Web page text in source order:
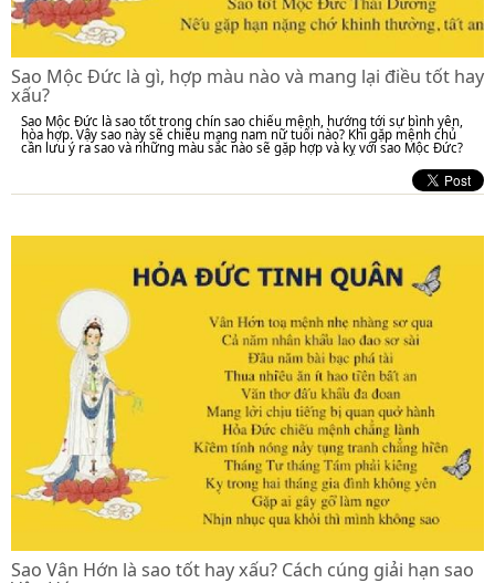
Sao Mộc Đức là gì, hợp màu nào và mang lại điều tốt hay
xấu?
Sao Mộc Đức là sao tốt trong chín sao chiếu mệnh, hướng tới sự bình yên,
hòa hợp. Vậy sao này sẽ chiếu mạng nam nữ tuổi nào? Khi gặp mệnh chủ
cần lưu ý ra sao và những màu sắc nào sẽ gặp hợp và kỵ với sao Mộc Đức?
Sao Vân Hớn là sao tốt hay xấu? Cách cúng giải hạn sao